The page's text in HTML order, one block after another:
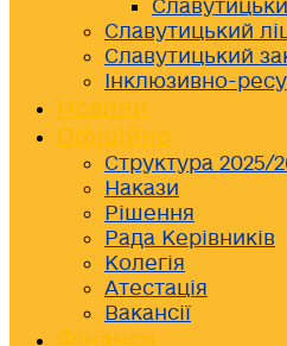
Славутицький
Славутицький
Інклюзивно-
Новини
Офіційно
Структура 2025/
Накази
Рішення
Рада Керівників
Колегія
Атестація
Вакансії